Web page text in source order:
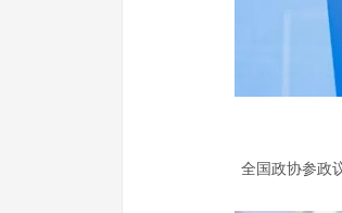
全国政协参政